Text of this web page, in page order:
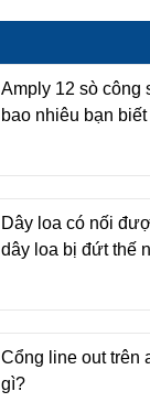
Amply 12 sò công
bao nhiêu bạn
Dây loa có nối
dây loa bị đứt thế
Cổng line out trên
gì?